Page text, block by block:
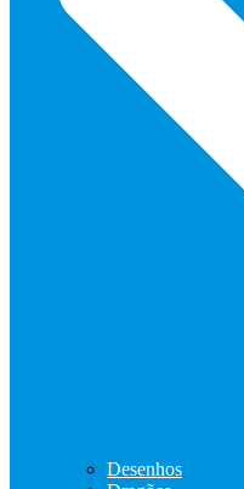
Desenhos